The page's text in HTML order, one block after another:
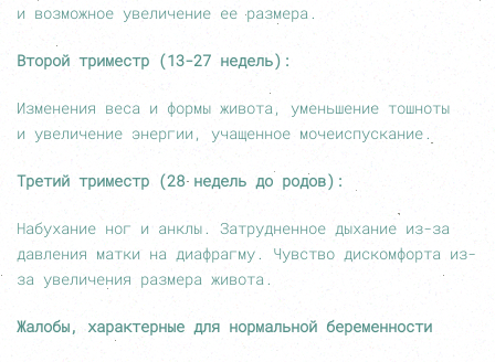
и возможное увеличение ее размера.
Второй триместр (13-27 недель):
Изменения веса и формы живота, уменьшение тошноты
и увеличение энергии, учащенное мочеиспускание.
Третий триместр (28 недель до родов):
Набухание ног и анклы. Затрудненное дыхание из-за
давления матки на диафрагму. Чувство дискомфорта из-
за увеличения размера живота.
Жалобы, характерные для нормальной беременности